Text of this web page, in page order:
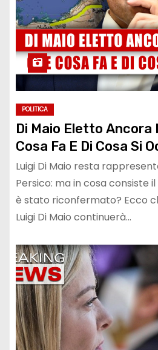
POLITICA
Di Maio Eletto Ancora
Cosa Fa E Di Cosa Si
Luigi Di Maio resta
Persico: ma in cosa consiste
è stato riconfermato? Ecco
Luigi Di Maio continuerà…